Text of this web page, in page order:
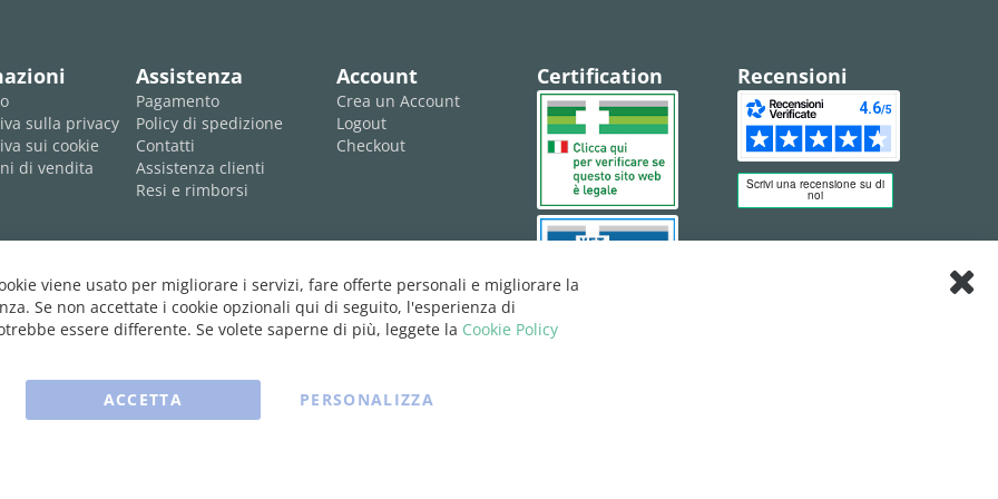
sulla privacy
sui cookie
di vendita
Assistenza
Pagamento
Policy di spedizione
Contatti
Assistenza clienti
Resi e rimborsi
Account
Crea un Account
Logout
Checkout
Certification Recensioni
viene usato per migliorare i servizi, fare offerte personali e migliorare la
Se non accettate i cookie opzionali qui di seguito, l'esperienza di
essere differente. Se volete saperne di più, leggete la Cookie Policy
ACCETTA PERSONALIZZA